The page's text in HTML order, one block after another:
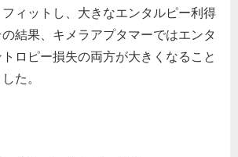
ィットし、大きなエンタルピー利得
結果、キメラアプタマーではエンタ
ロピー損失の両方が大きくなること
た。